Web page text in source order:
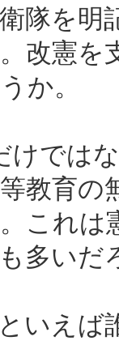
隊を明
改憲を
か。
では
教育の
これは
多いだ
いえば